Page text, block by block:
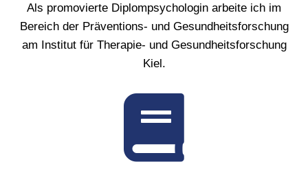
Als promovierte Diplompsychologin arbeite ich im
Bereich der Präventions- und Gesundheitsforschung
am Institut für Therapie- und Gesundheitsforschung
Kiel.